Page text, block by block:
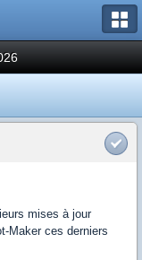
mises à jour
Maker ces derniers